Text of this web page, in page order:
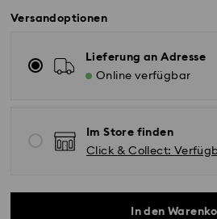
Versandoptionen
Lieferung an Adresse
Online verfügbar
Im Store finden
Click & Collect:
In den